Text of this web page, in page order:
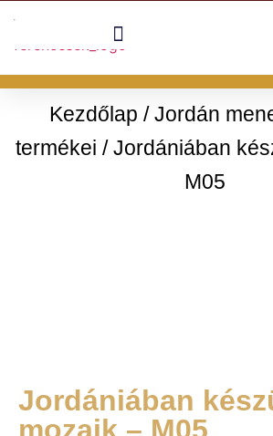
Kezdőlap /Jordán
termékei / Jordániában
M05
Jordániában